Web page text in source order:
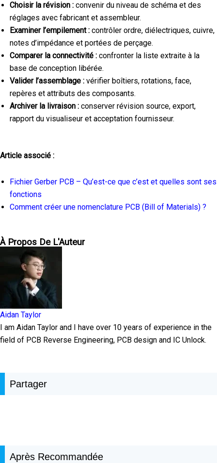
Choisir la révision : convenir du niveau de schéma et des
réglages avec fabricant et assembleur.
Examiner l’empilement : contrôler ordre, diélectriques, cuivre,
notes d’impédance et portées de perçage.
Comparer la connectivité : confronter la liste extraite à la
base de conception libérée.
Valider l’assemblage : vérifier boîtiers, rotations, face,
repères et attributs des composants.
Archiver la livraison : conserver révision source, export,
rapport du visualiseur et acceptation fournisseur.
Article associé :
Fichier Gerber PCB – Qu’est-ce que c’est et quelles sont ses
fonctions
Comment créer une nomenclature PCB (Bill of Materials) ?
À Propos De L'Auteur
Aidan Taylor
I am Aidan Taylor and I have over 10 years of experience in the
field of PCB Reverse Engineering, PCB design and IC Unlock.
Partager
Après Recommandée